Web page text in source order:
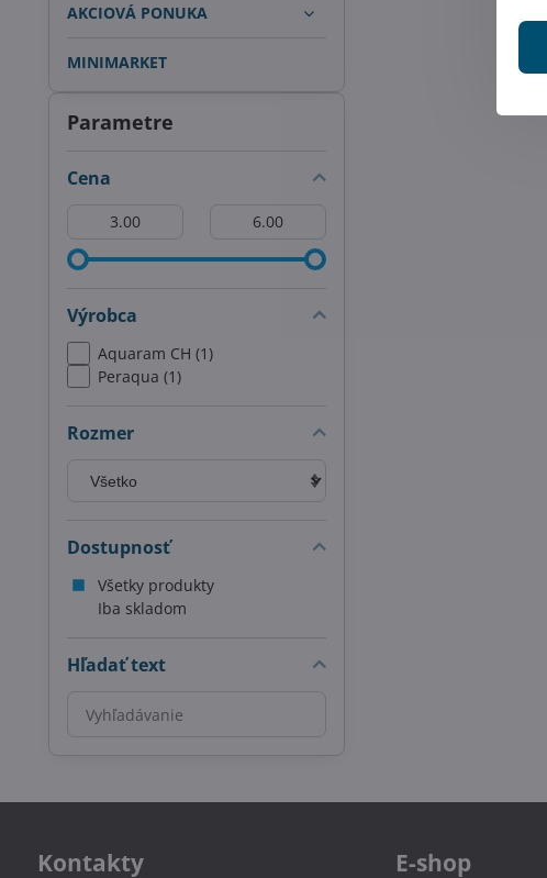
Parametre
Cena
Výrobca
Aquaram CH (1)
Peraqua (1)
Rozmer
Dostupnosť
Všetky produkty
Iba skladom
Hľadať text
Prehľadať
výsledky
filtra
AKCIOVÁ PONUKA
MINIMARKET
Kontakty E-shop